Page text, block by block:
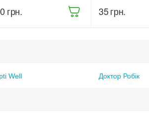
грн. ‍35‍грн.
Well Доктор Робік